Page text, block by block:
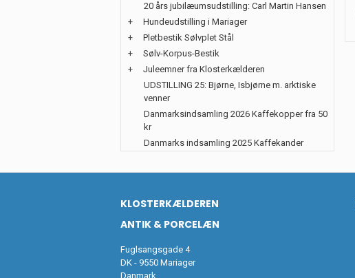
20 års jubilæumsudstilling: Carl Martin Hansen
+
Hundeudstilling i Mariager
+
Pletbestik Sølvplet Stål
+
Sølv-Korpus-Bestik
+
Juleemner fra Klosterkælderen
UDSTILLING 25: Bjørne, Isbjørne m. arktiske
venner
Danmarksindsamling 2026 Kaffekopper fra 50
kr
Danmarks indsamling 2025 Kaffekander
KLOSTERKÆLDEREN
ANTIK & PORCELÆN
Fuglsangsgade 4
DK - 9550 Mariager
Danmark